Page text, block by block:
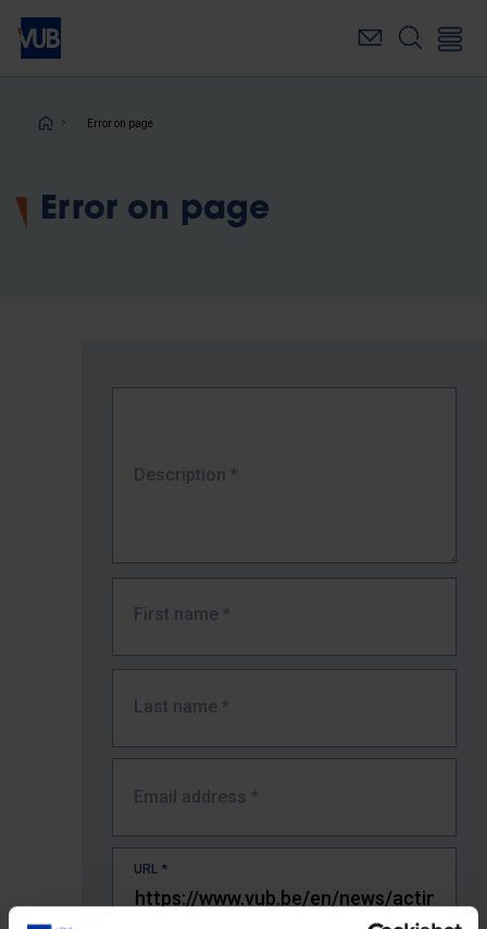
Skip
main
Breadcrumb
Error on page
Error on page
Description *
First name *
Last name *
Email address *
URL *